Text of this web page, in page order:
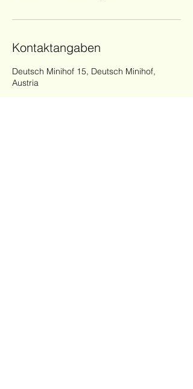
Kontaktangaben
Deutsch Minihof 15, Deutsch Minihof,
Austria